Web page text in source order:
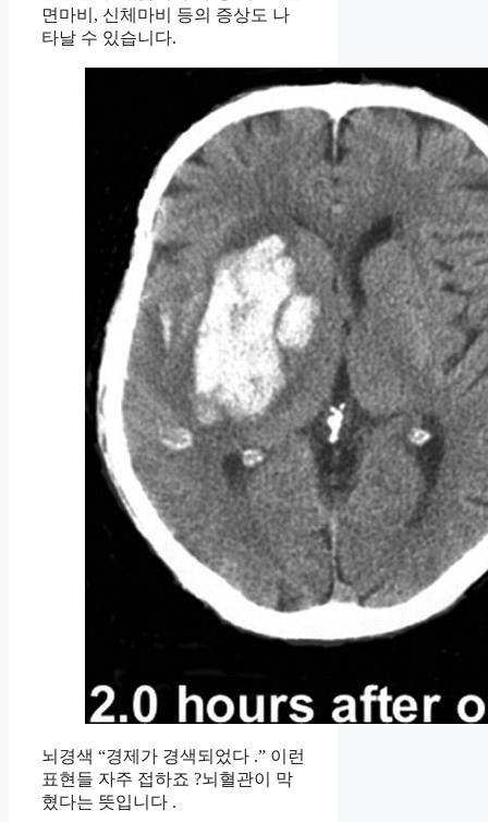
면마비, 신체마비 등의 증상도 나
타날 수 있습니다.
뇌경색 “경제가 경색되었다 .” 이런
표현들 자주 접하죠 ?뇌혈관이 막
혔다는 뜻입니다 .